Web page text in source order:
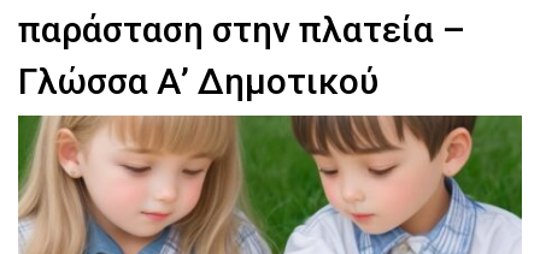
παράσταση στην πλατεία –
Γλώσσα Α’ Δημοτικού